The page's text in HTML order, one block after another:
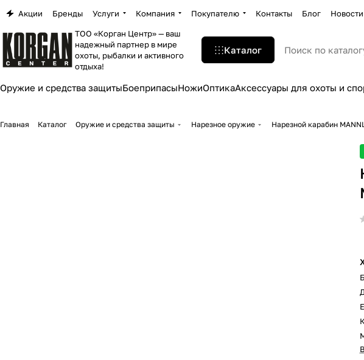
Акции Бренды Услуги Компания Покупателю Контакты Блог Новости
ТОО «Корган Центр» — ваш
надежный партнер в мире
охоты, рыбалки и активного
отдыха!
Каталог
Оружие и средства защитыБоеприпасыНожиОптикаАксессуары для охоты и
Главная Каталог Оружие и средства защиты Нарезное оружие Нарезной карабин